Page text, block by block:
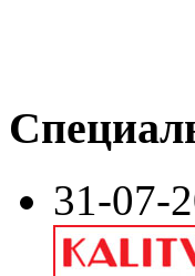
31-07-